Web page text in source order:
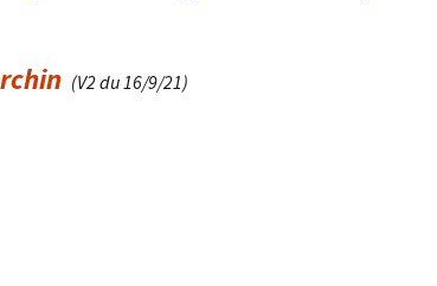
in (V2 du 16/9/21)